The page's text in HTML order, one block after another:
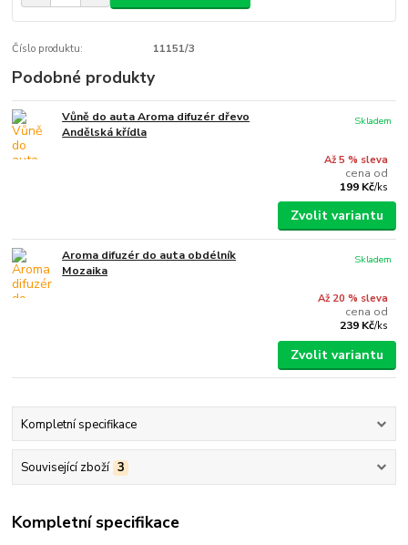
Číslo produktu: 11151/3
Podobné produkty
Vůně do auta Aroma difuzér dřevo
Andělská křídla
Až 5 % sleva
cena od
199 Kč/ks
Skladem
Zvolit variantu
Aroma difuzér do auta obdélník
Mozaika
Až 20 % sleva
cena od
239 Kč/ks
Skladem
Zvolit variantu
Kompletní specifikace
Související zboží 3
Kompletní specifikace